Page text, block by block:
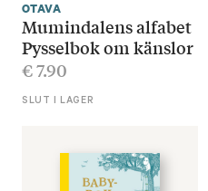
OTAVA
Mumindalens alfabet
Pysselbok om känslor
€7.90
SLUT I LAGER